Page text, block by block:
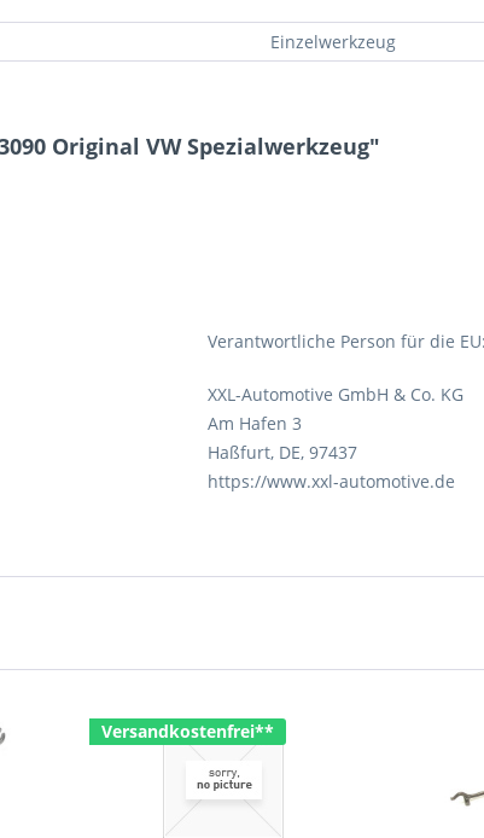
Einzelwerkzeug
Original VW Spezialwerkzeug"
Verantwortliche Person für die EU:
XXL-Automotive GmbH & Co. KG
Am Hafen 3
Haßfurt, DE, 97437
https://www.xxl-automotive.de
Versandkostenfrei**